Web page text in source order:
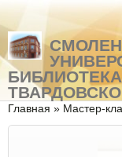
Перейти к
Skip to search
Вы здесь
Главная » Мастер-